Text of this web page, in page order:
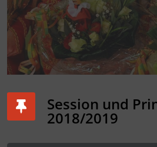
Session und
2018/2019